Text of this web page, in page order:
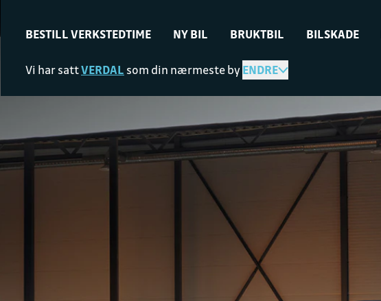
BESTILL VERKSTEDTIME NY BIL BRUKTBIL BILSKADE
Vi har sattVERDAL som din nærmeste byENDRE